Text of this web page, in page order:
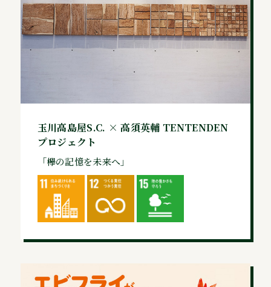
玉川高島屋S.C. × 高須英輔 TENTENDEN
プロジェクト
「欅の記憶を未来へ」